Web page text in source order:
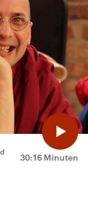
30:16 Minuten